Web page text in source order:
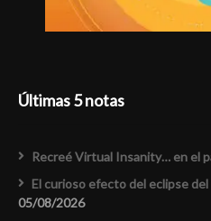
Últimas 5 notas
Recreé Virtual Insanity… en el
El curioso efecto del eclipse
05/08/2026